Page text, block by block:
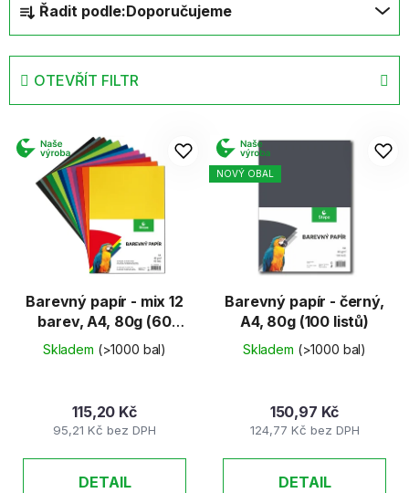
a
z
n
p
Řadit podle:Doporučujeme
OTEVŘÍT FILTR
ý
p
Barevný papír - mix 12
barev, A4, 80g (60
listů)
Skladem (>1000 bal)
95,21 Kč bez DPH
115,20 Kč
DETAIL
NOVÝ OBAL
Barevný papír - černý,
A4, 80g (100 listů)
Skladem (>1000 bal)
124,77 Kč bez DPH
150,97 Kč
DETAIL